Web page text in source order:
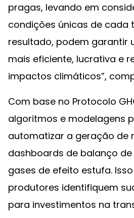
pragas, levando em
condições únicas de cada
resultado, podem garantir
mais eficiente, lucrativa e
impactos climáticos”,
Com base no Protocolo
algoritmos e modelagens
automatizar a geração de
dashboards de balanço
gases de efeito estufa.
produtores identifiquem
para investimentos na